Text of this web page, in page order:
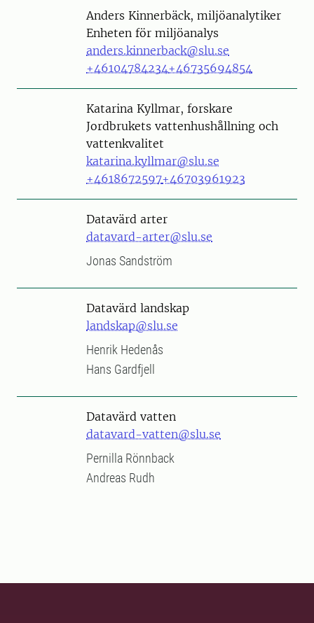
PersonAnders Kinnerbäck, miljöanalytiker
Enheten för miljöanalys
anders.kinnerback@slu.se
+46104784234+46735694854
PersonKatarina Kyllmar, forskare
Jordbrukets vattenhushållning och
vattenkvalitet
katarina.kyllmar@slu.se
+4618672597+46703961923
Datavärd arter
datavard-arter@slu.se
Jonas Sandström
Datavärd landskap
landskap@slu.se
Henrik Hedenås
Hans Gardfjell
Datavärd vatten
datavard-vatten@slu.se
Pernilla Rönnback
Andreas Rudh